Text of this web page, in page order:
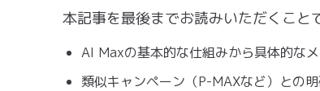
本記事を最後までお読みいただくこと
AI Maxの基本的な仕組みから具体的な
類似キャンペーン（P-MAXなど）との